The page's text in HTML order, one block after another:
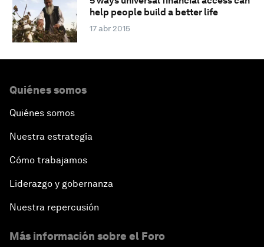
help people build a better life
17 abr 2015
Quiénes somos
Quiénes somos
Nuestra estrategia
Cómo trabajamos
Liderazgo y gobernanza
Nuestra repercusión
Más información sobre el Foro